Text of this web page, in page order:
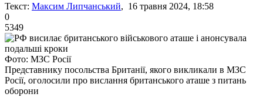
Текст: Максим Липчанський, 16 травня 2024, 18:58
0
5349
Фото: МЗС Росії
Представнику посольства Британії, якого викликали в МЗС
Росії, оголосили про вислання британського аташе з питань
оборони